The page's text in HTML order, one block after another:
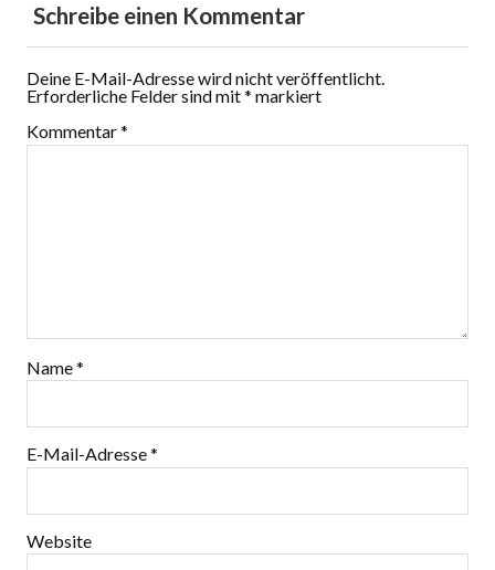
Schreibe einen Kommentar
Deine E-Mail-Adresse wird nicht veröffentlicht.
Erforderliche Felder sind mit* markiert
Kommentar*
Name*
E-Mail-Adresse*
Website